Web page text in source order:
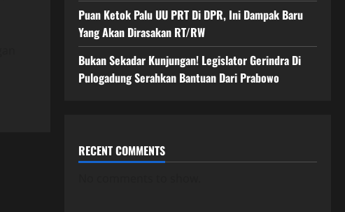
Puan Ketok Palu UU PRT Di DPR, Ini Dampak Baru
Yang Akan Dirasakan RT/RW
Bukan Sekadar Kunjungan! Legislator Gerindra Di
Pulogadung Serahkan Bantuan Dari Prabowo
RECENT COMMENTS